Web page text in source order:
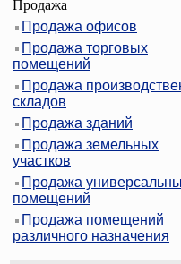
Продажа
Продажа офисов
Продажа торговых
помещений
Продажа
складов
Продажа зданий
Продажа земельных
участков
Продажа
помещений
Продажа помещений
различного назначения